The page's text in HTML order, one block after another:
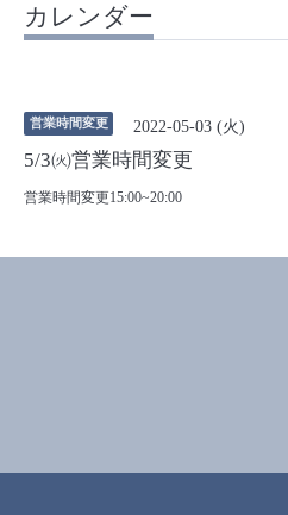
カレンダー
営業時間変更 2022-05-03 (火)
5/3㈫営業時間変更
営業時間変更15:00~20:00